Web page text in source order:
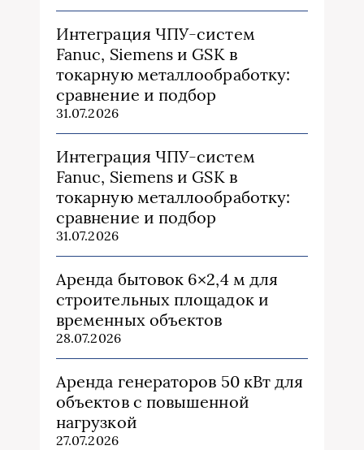
Интеграция ЧПУ-систем
Fanuc, Siemens и GSK в
токарную металлообработку:
сравнение и подбор
31.07.2026
Интеграция ЧПУ-систем
Fanuc, Siemens и GSK в
токарную металлообработку:
сравнение и подбор
31.07.2026
Аренда бытовок 6×2,4 м для
строительных площадок и
временных объектов
28.07.2026
Аренда генераторов 50 кВт для
объектов с повышенной
нагрузкой
27.07.2026